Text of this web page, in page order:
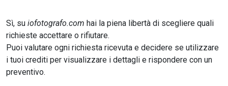
Sì, su iofotografo.com hai la piena libertà di scegliere quali
richieste accettare o rifiutare.
Puoi valutare ogni richiesta ricevuta e decidere se utilizzare
i tuoi crediti per visualizzare i dettagli e rispondere con un
preventivo.